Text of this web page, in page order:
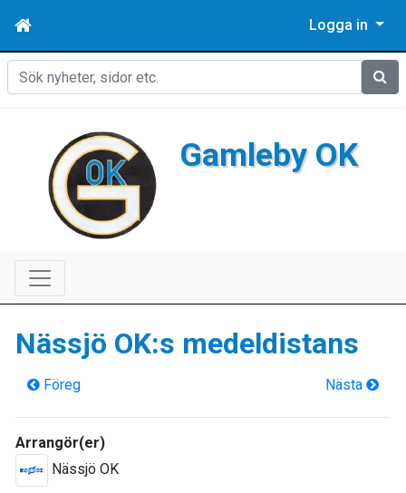
Logga in
Sök
Gamleby OK
Nässjö OK:s medeldistans
Föreg Nästa
Arrangör(er)
Nässjö OK